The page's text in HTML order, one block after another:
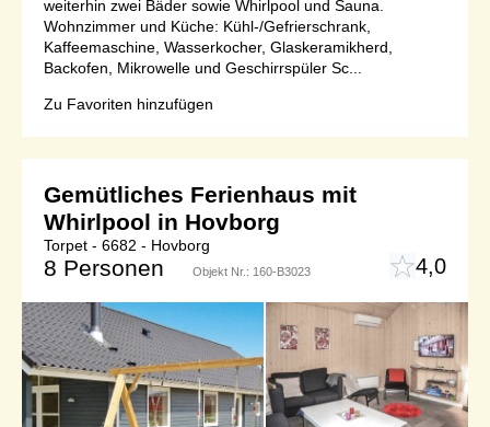
weiterhin zwei Bäder sowie Whirlpool und Sauna.
Wohnzimmer und Küche: Kühl-/Gefrierschrank,
Kaffeemaschine, Wasserkocher, Glaskeramikherd,
Backofen, Mikrowelle und Geschirrspüler Sc...
Zu Favoriten hinzufügen
Gemütliches Ferienhaus mit
Whirlpool in Hovborg
Torpet - 6682 - Hovborg
8 Personen Objekt Nr.: 160-B3023 4,0